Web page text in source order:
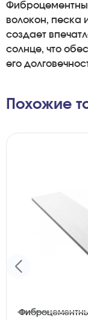
волокон, песка
создает
солнце, что
его
Похожие